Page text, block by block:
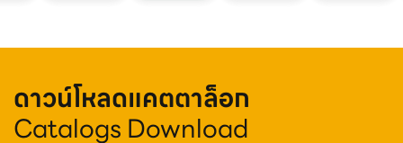
ดาวน์โหลดแคตตาล็อก
Catalogs Download